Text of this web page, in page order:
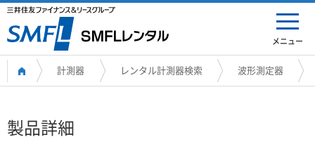
メニュー
計測器 レンタル計測器検索 波形測定器
製品詳細